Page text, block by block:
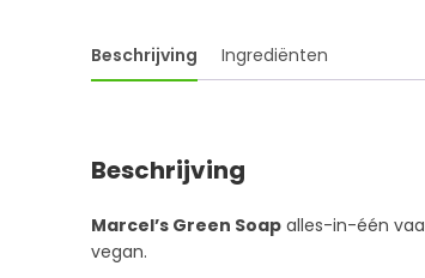
Beschrijving Ingrediënten
Beschrijving
Marcel’s Green Soapalles-in-één
vegan.